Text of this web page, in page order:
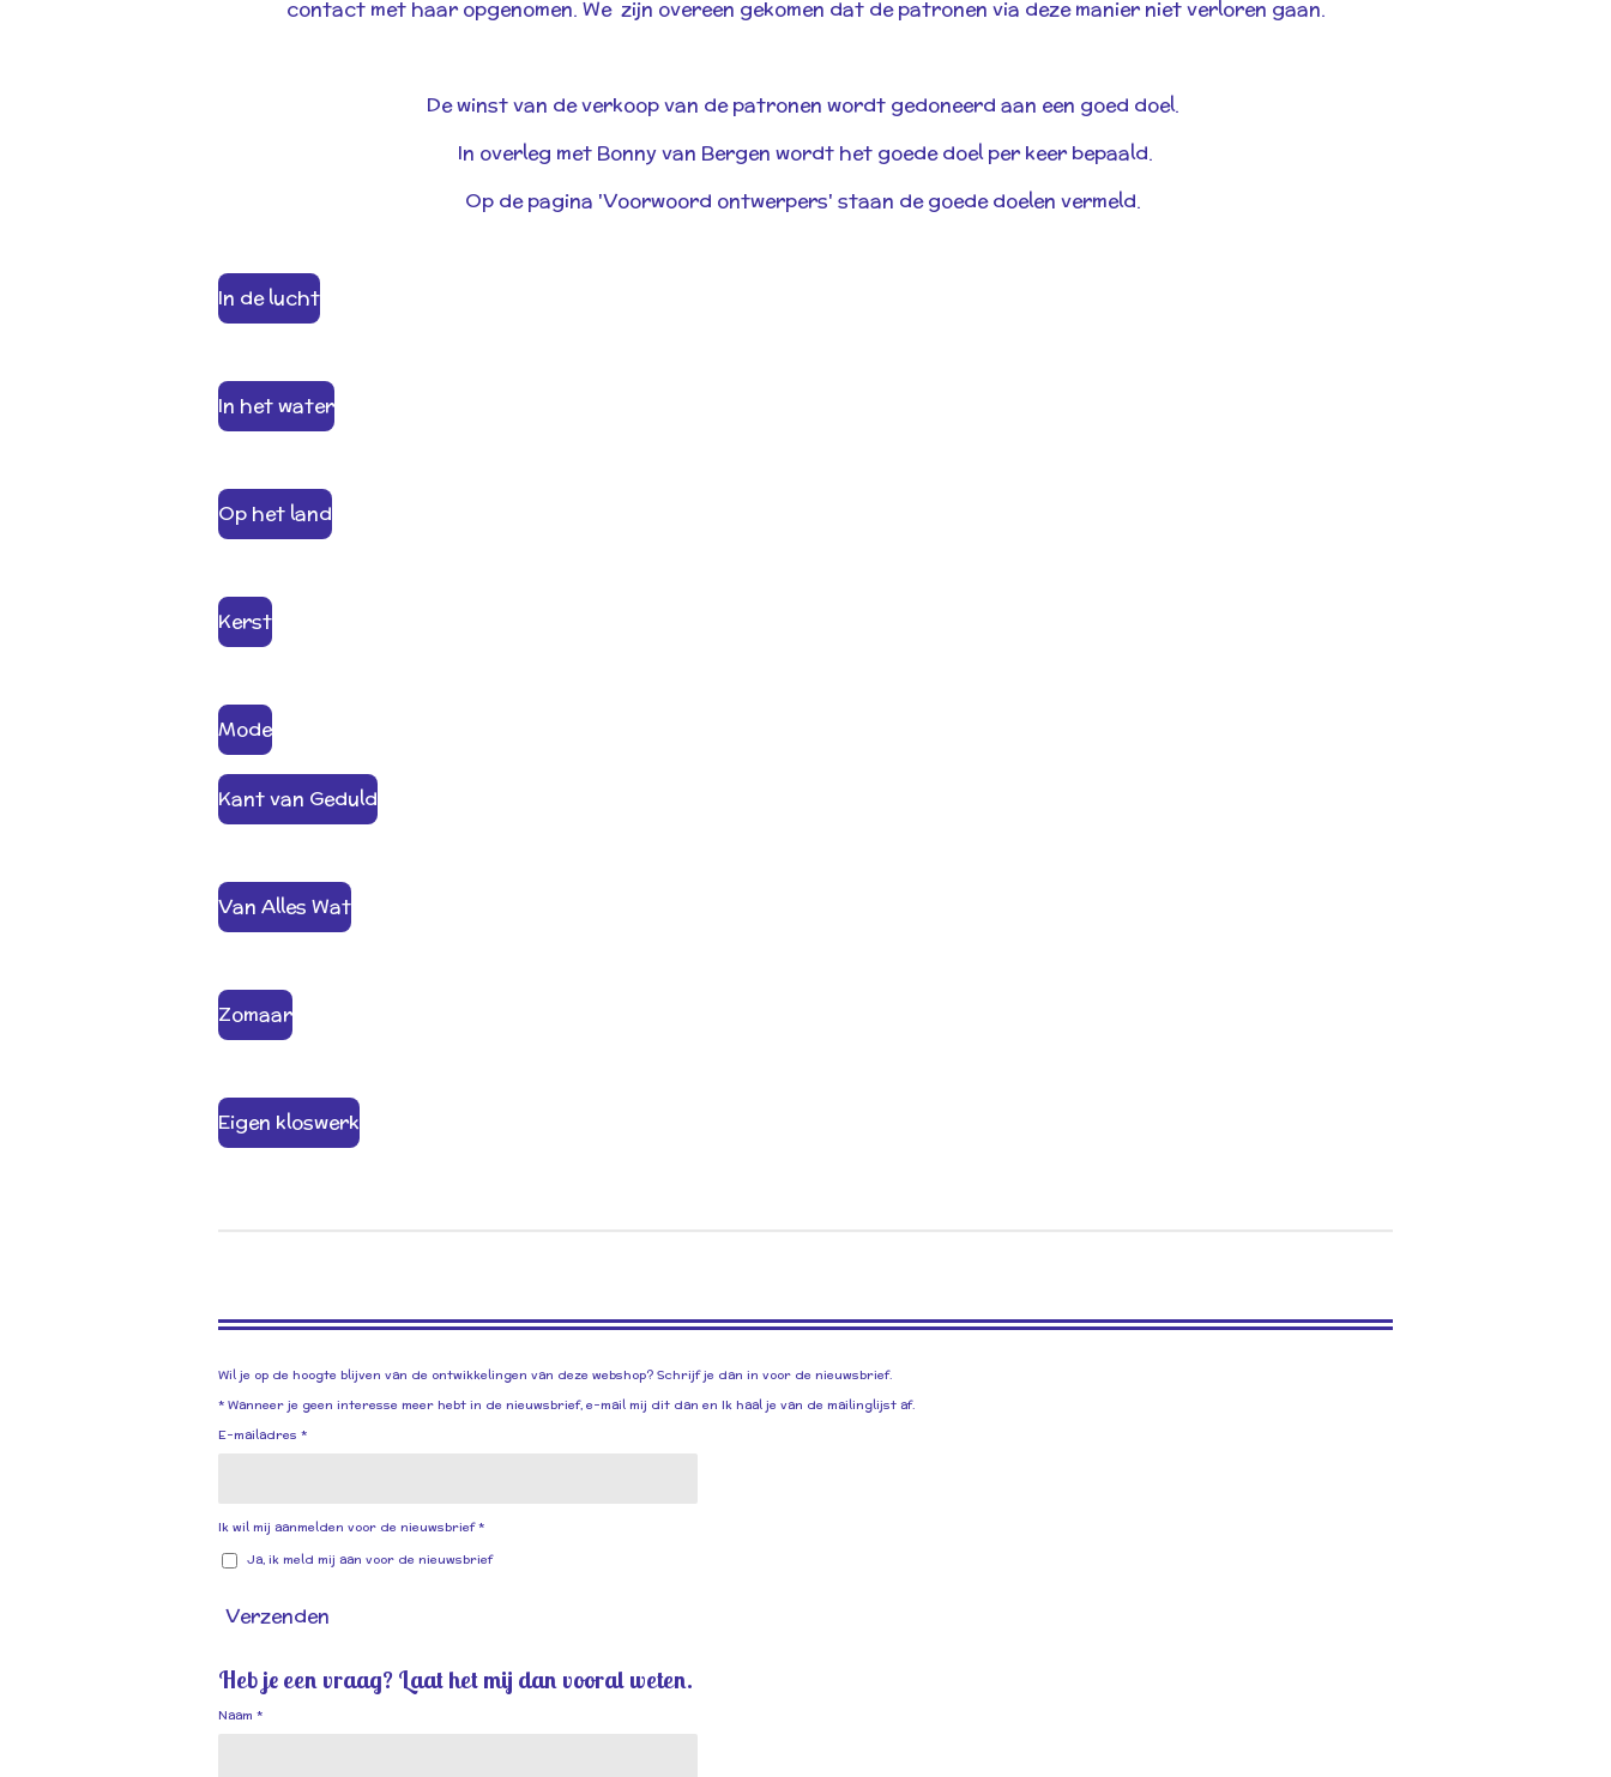
contact met haar opgenomen. We zijn overeen gekomen dat de patronen via deze manier niet verloren gaan.
De winst van de verkoop van de patronen wordt gedoneerd aan een goed doel.
In overleg met Bonny van Bergen wordt het goede doel per keer bepaald.
Op de pagina 'Voorwoord ontwerpers' staan de goede doelen vermeld.
In de lucht
In het water
Op het land
Kerst
Mode
Kant van Geduld
Van Alles Wat
Zomaar
Eigen kloswerk
Wil je op de hoogte blijven van de ontwikkelingen van deze webshop? Schrijf je dan in voor de nieuwsbrief.
* Wanneer je geen interesse meer hebt in de nieuwsbrief, e-mail mij dit dan en Ik haal je van de mailinglijst af.
E-mailadres *
Ik wil mij aanmelden voor de nieuwsbrief *
Ja, ik meld mij aan voor de nieuwsbrief
Verzenden
Heb je een vraag? Laat het mij dan vooral weten.
Naam *